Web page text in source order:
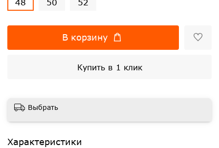
В корзину
Купить в 1 клик
Выбрать
Характеристики